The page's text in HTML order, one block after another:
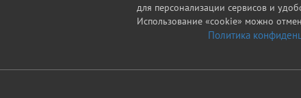
для персонализации сервисов и
Использование «cookie» можно
Политика